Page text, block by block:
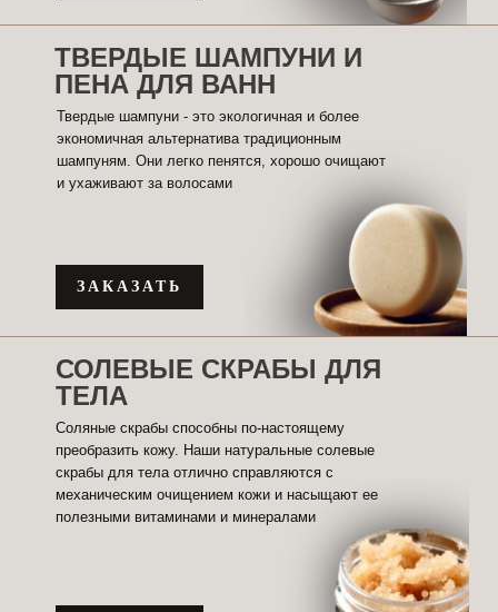
Соляные скрабы способны по-настоящему
преобразить кожу. Наши натуральные солевые
скрабы для тела отлично справляются с
механическим очищением кожи и насыщают ее
полезными витаминами и минералами
СОЛЕВЫЕ СКРАБЫ ДЛЯ
ТЕЛА
Твердые шампуни - это экологичная и более
экономичная альтернатива традиционным
шампуням. Они легко пенятся, хорошо очищают
и ухаживают за волосами
ТВЕРДЫЕ ШАМПУНИ И
ПЕНА ДЛЯ ВАНН
ЗАКАЗАТЬ